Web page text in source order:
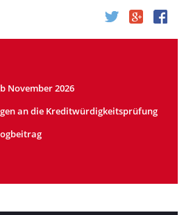
November 2026
an die Kreditwürdigkeitsprüfung